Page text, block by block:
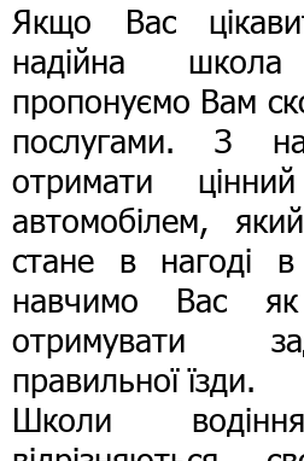
Якщо Вас
надійна
пропонуємо Вам
послугами. З
отримати
автомобілем,
стане в нагоді
навчимо Вас
отримувати
правильної їзди.
Школи